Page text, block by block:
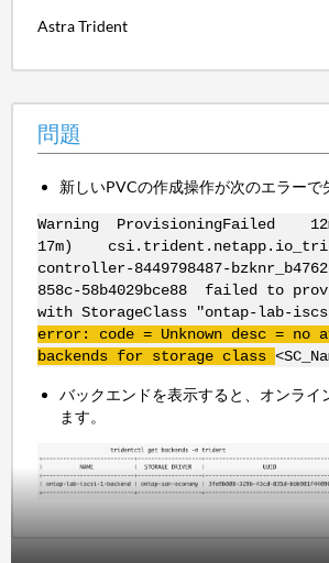
Astra Trident
問題
新しいPVCの作成操作が次のエラーで
Warning ProvisioningFailed
17m)
controller-8449798487-
858c-58b4029bce88 failed to
with StorageClass "ontap-lab-
error: code = Unknown desc = no
backends for storage class
バックエンドを表示すると、オンライ
ます。